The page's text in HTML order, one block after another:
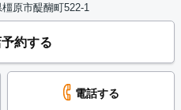
原市醍醐町522-1
約する
電話する